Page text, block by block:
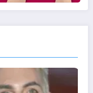
ENTRETENIMIENTO